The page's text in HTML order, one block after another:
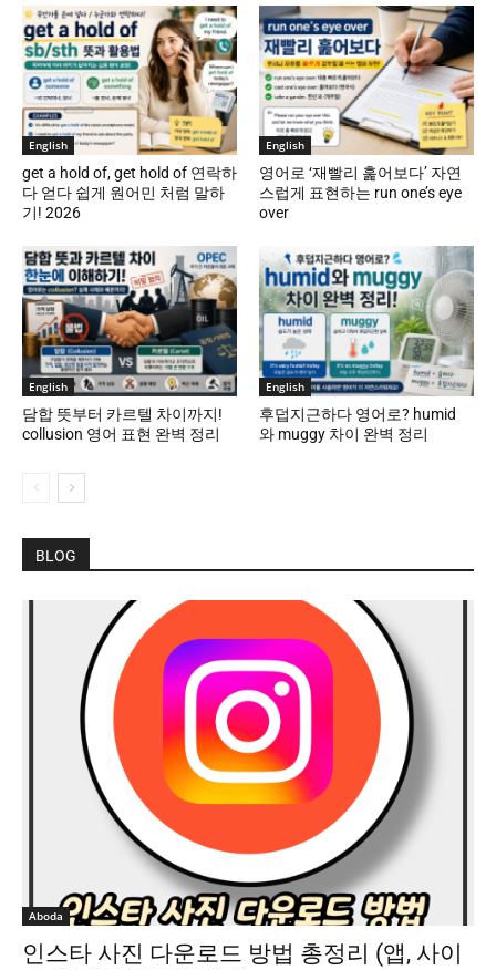
English
get a hold of, get hold of 연락하
다 얻다 쉽게 원어민 처럼 말하
기! 2026
English
영어로 ‘재빨리 훑어보다’ 자연
스럽게 표현하는 run one’s eye
over
English
담합 뜻부터 카르텔 차이까지!
collusion 영어 표현 완벽 정리
English
후덥지근하다 영어로? humid
와 muggy 차이 완벽 정리
BLOG
Aboda
인스타 사진 다운로드 방법 총정리 (앱, 사이